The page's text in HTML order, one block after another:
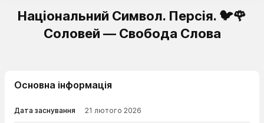
Національний Символ. Персія. 🐦🌹
Соловей — Свобода Слова
Основна інформація
Дата заснування 21 лютого 2026